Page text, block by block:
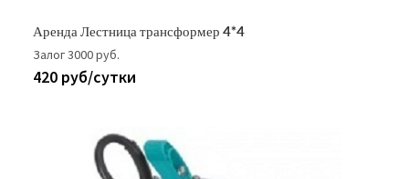
Аренда Лестница трансформер 4*4
Залог 3000 руб.
420 руб/сутки